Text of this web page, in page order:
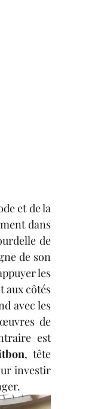
et de la
dans
de
de son
les
aux côtés
avec les
de
est
, tête
investir